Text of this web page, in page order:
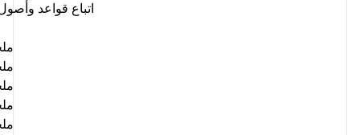
اتباع قواعد